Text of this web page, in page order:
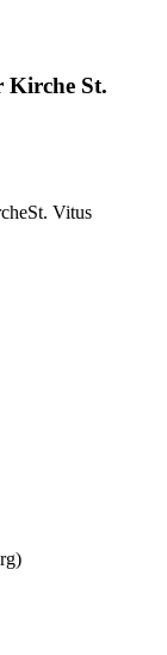
Kirche St.
St. Vitus